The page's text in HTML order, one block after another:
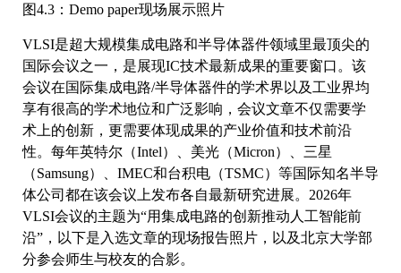
图4.3：Demo paper现场展示照片
VLSI是超大规模集成电路和半导体器件领域里最顶尖的
国际会议之一，是展现IC技术最新成果的重要窗口。该
会议在国际集成电路/半导体器件的学术界以及工业界均
享有很高的学术地位和广泛影响，会议文章不仅需要学
术上的创新，更需要体现成果的产业价值和技术前沿
性。每年英特尔（Intel）、美光（Micron）、三星
（Samsung）、IMEC和台积电（TSMC）等国际知名半导
体公司都在该会议上发布各自最新研究进展。2026年
VLSI会议的主题为“用集成电路的创新推动人工智能前
沿”，以下是入选文章的现场报告照片，以及北京大学部
分参会师生与校友的合影。